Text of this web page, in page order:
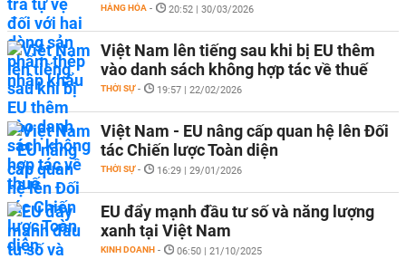
HÀNG HÓA - 20:52 | 30/03/2026
Việt Nam lên tiếng sau khi bị EU thêm
vào danh sách không hợp tác về thuế
THỜI SỰ - 19:57 | 22/02/2026
Việt Nam - EU nâng cấp quan hệ lên Đối
tác Chiến lược Toàn diện
THỜI SỰ - 16:29 | 29/01/2026
EU đẩy mạnh đầu tư số và năng lượng
xanh tại Việt Nam
KINH DOANH - 06:50 | 21/10/2025